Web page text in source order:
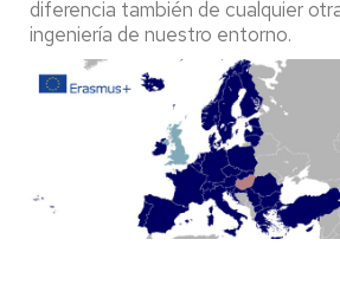
diferencia también de cualquier
ingeniería de nuestro entorno.